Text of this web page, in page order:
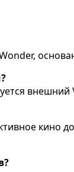
кино